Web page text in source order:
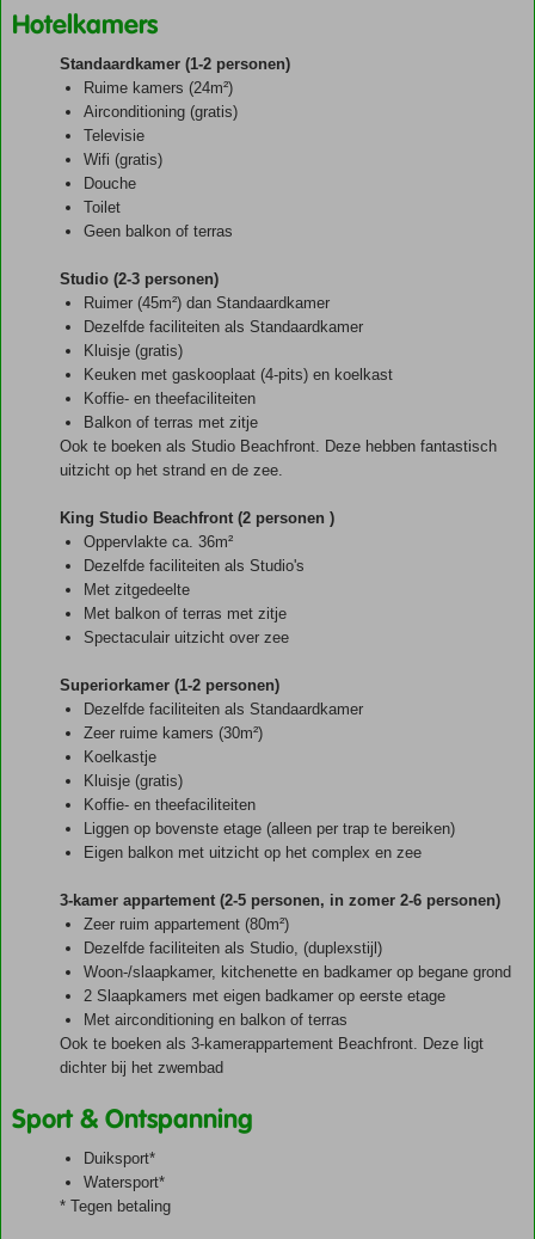
Hotelkamers
Standaardkamer (1-2 personen)
Ruime kamers (24m²)
Airconditioning (gratis)
Televisie
Wifi (gratis)
Douche
Toilet
Geen balkon of terras
Studio (2-3 personen)
Ruimer (45m²) dan Standaardkamer
Dezelfde faciliteiten als Standaardkamer
Kluisje (gratis)
Keuken met gaskooplaat (4-pits) en koelkast
Koffie- en theefaciliteiten
Balkon of terras met zitje
Ook te boeken als Studio Beachfront. Deze hebben fantastisch
uitzicht op het strand en de zee.
King Studio Beachfront (2 personen )
Oppervlakte ca. 36m²
Dezelfde faciliteiten als Studio's
Met zitgedeelte
Met balkon of terras met zitje
Spectaculair uitzicht over zee
Superiorkamer (1-2 personen)
Dezelfde faciliteiten als Standaardkamer
Zeer ruime kamers (30m²)
Koelkastje
Kluisje (gratis)
Koffie- en theefaciliteiten
Liggen op bovenste etage (alleen per trap te bereiken)
Eigen balkon met uitzicht op het complex en zee
3-kamer appartement (2-5 personen, in zomer 2-6 personen)
Zeer ruim appartement (80m²)
Dezelfde faciliteiten als Studio, (duplexstijl)
Woon-/slaapkamer, kitchenette en badkamer op begane grond
2 Slaapkamers met eigen badkamer op eerste etage
Met airconditioning en balkon of terras
Ook te boeken als 3-kamerappartement Beachfront. Deze ligt
dichter bij het zwembad
Sport & Ontspanning
Duiksport*
Watersport*
* Tegen betaling